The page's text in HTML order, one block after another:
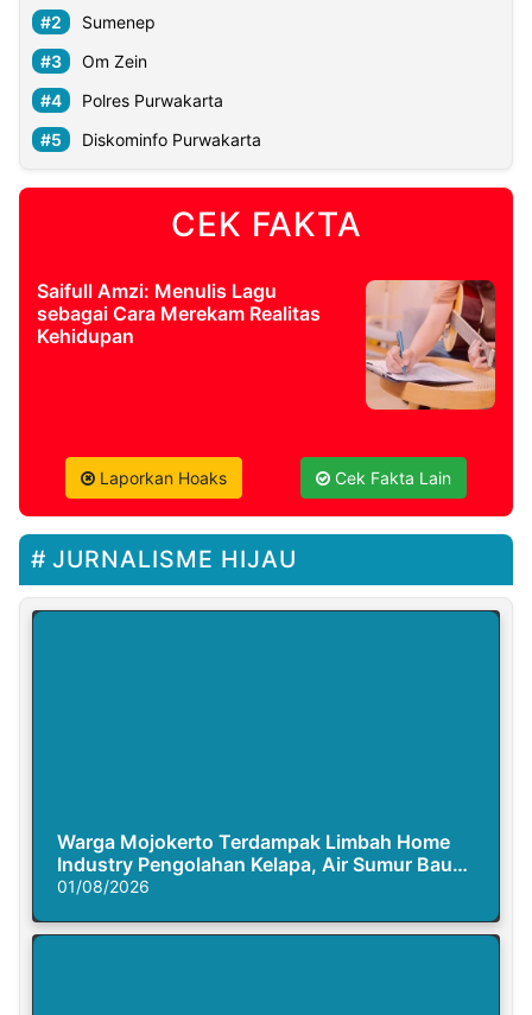
Sumenep
Om Zein
Polres Purwakarta
Diskominfo Purwakarta
CEK FAKTA
Saifull Amzi: Menulis Lagu
sebagai Cara Merekam Realitas
Kehidupan
Laporkan Hoaks Cek Fakta Lain
JURNALISME HIJAU
Warga Mojokerto Terdampak Limbah Home
Industry Pengolahan Kelapa, Air Sumur Bau
Busuk
01/08/2026